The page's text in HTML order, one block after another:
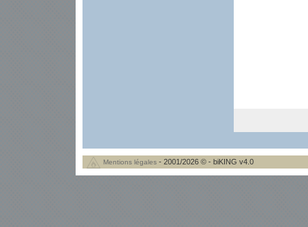
Mentions légales - 2001/2026 © - biKING v4.0